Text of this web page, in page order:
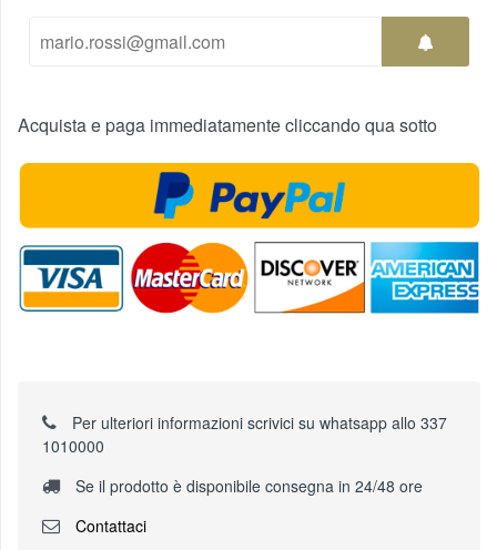
Acquista e paga immediatamente cliccando qua sotto
Per ulteriori informazioni scrivici su whatsapp allo 337
1010000
Se il prodotto è disponibile consegna in 24/48 ore
Contattaci